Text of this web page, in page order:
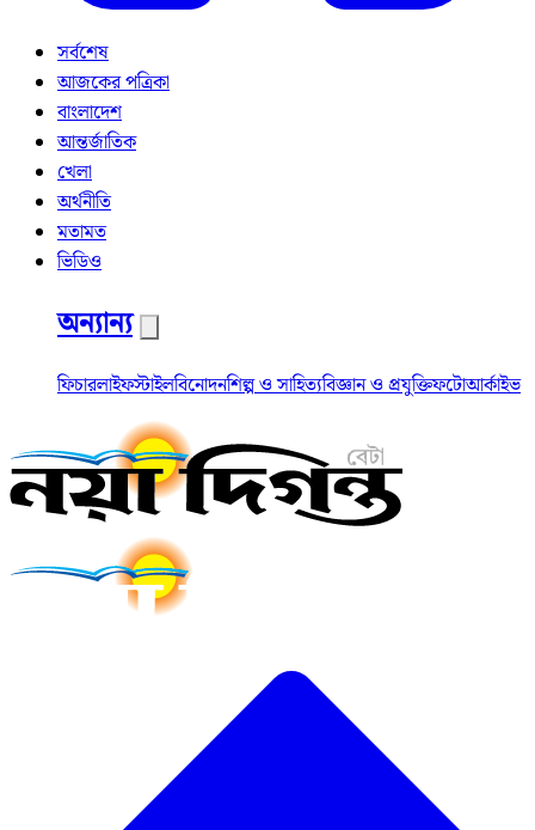
সর্বশেষ
আজকের পত্রিকা
বাংলাদেশ
আন্তর্জাতিক
খেলা
অর্থনীতি
মতামত
ভিডিও
অন্যান্য
ফিচারলাইফস্টাইলবিনোদনশিল্প ও সাহিত্যবিজ্ঞান ও প্রযুক্তিফটোআর্কাইভ